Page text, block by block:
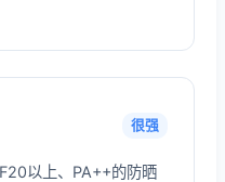
很强
以上、PA++的防晒